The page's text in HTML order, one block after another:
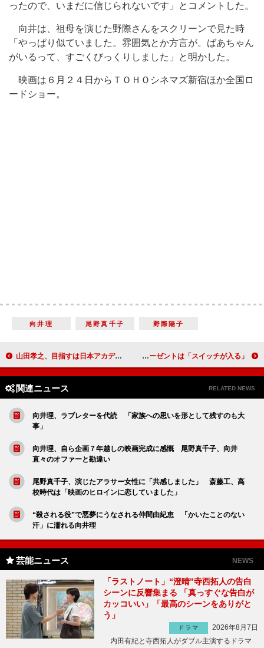
ったので、いまだに信じられないです」とコメントした。
向井は、祖母を演じた野際さんをスクリーンで見た時
「やっぱり似ていました。雰囲気とか方言が。ばあちゃん
がいるって、すごくびっくりしました」と明かした。
映画は６月２４日からＴＯＨＯシネマズ新宿ほか全国ロ
ードショー。
向井理 尾野真千子 野際陽子
山田孝之、目指すは日本アカデミー賞！？ 「１８年やってきて、いまだに声が掛からない」 山崎賢人、３００人の女子中高生とＪＯＪＯリーゼント部を結成！ 撮影中のリーゼントは「スイッチが入る」
関連ニュース RELATED NEWS
向井理、ラブレターを代読 「家族への思いを形として残すのも大
事」
向井理、自ら企画７年越しの映画完成に感慨 尾野真千子、向井
直々のオファーと勘違い
尾野真千子、演じたアラサー女性に「共感しました」 斎藤工、高
校時代は「映画のヒロインに恋していました」
“殺される役”で悪夢にうなされる仲間由紀恵 「かいたことのない
汗」に濡れる向井理
芸能ニュース NEWS
「ラストノート」“澄晴”寺西拓人の告白
シーンに反響集まる 「真っすぐな告白が
カッコいい」「最高のシーンをありがと
う」
ドラマ
2026年8月7日
内田有紀と寺西拓人がダブル主演するドラマ